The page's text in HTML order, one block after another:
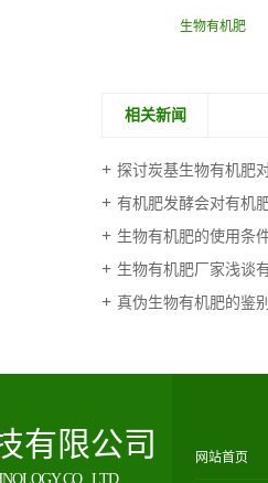
生物有机肥
相关新闻
探讨炭基生物有机肥
有机肥发酵会对有机肥翻
生物有机肥的使用条
生物有机肥厂家浅谈
真伪生物有机肥的鉴
有限公司
CO., LTD.
网站首页